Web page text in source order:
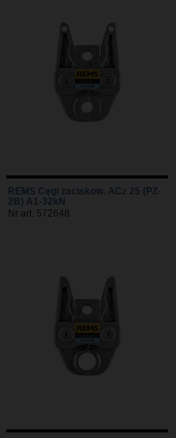
REMS Cęgi zaciskow. ACz 25 (PZ-
2B) A1-32kN
Nr art. 572648